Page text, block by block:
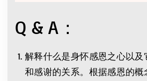
Q & A：
解释什么是身怀感恩之心以及
和感谢的关系。根据感恩的概